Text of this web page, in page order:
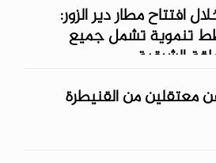
افتتاح مطار دير الزور:
تنموية تشمل جميع
الشرقية
معتقلين من القنيطرة